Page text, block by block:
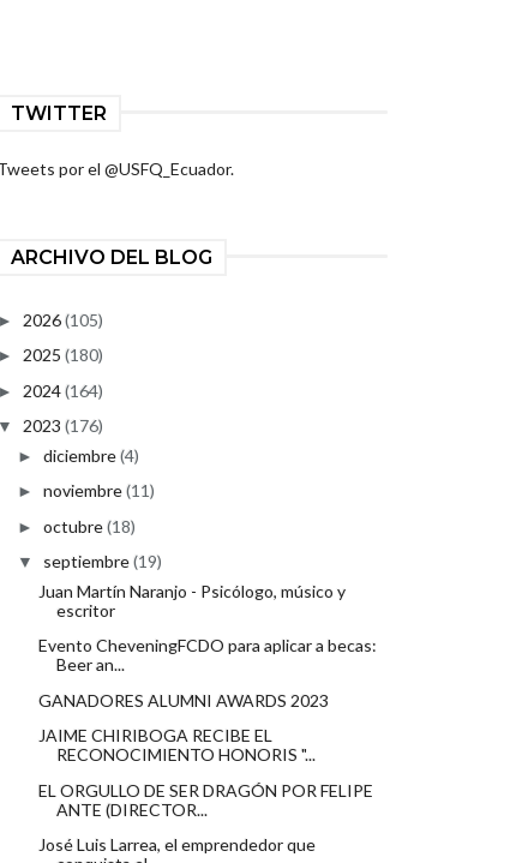
TWITTER
por el @USFQ_Ecuador.
ARCHIVO DEL BLOG
► 2026(105)
► 2025 (180)
► 2024(164)
▼ 2023 (176)
► diciembre(4)
► noviembre(11)
► octubre(18)
▼ septiembre(19)
Juan Martín Naranjo - Psicólogo, músico y
escritor
Evento CheveningFCDO para aplicar a becas:
Beer an...
GANADORES ALUMNI AWARDS 2023
JAIME CHIRIBOGA RECIBE EL
RECONOCIMIENTO HONORIS "...
EL ORGULLO DE SER DRAGÓN POR FELIPE
ANTE (DIRECTOR...
José Luis Larrea, el emprendedor que